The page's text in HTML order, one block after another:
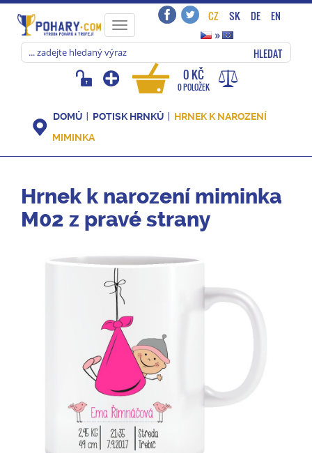
Toggle
navigation
CZ SK DE
EN
»
HLEDAT
0 KČ
0 POLOŽEK
DOMŮ POTISK HRNKŮ
HRNEK K NAROZENÍ
MIMINKA
Hrnek k narození miminka
M02 z pravé strany